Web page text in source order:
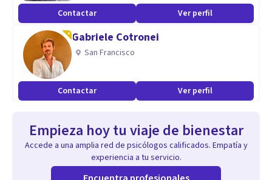
Contactar Ver perfil
Gabriele Cotronei
San Francisco
Contactar Ver perfil
Empieza hoy tu viaje de bienestar
Accede a una amplia red de psicólogos calificados. Empatía y
experiencia a tu servicio.